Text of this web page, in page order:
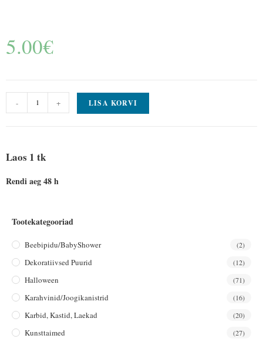
5.00€
- + LISA KORVI
Laos 1 tk
Rendi aeg 48 h
Tootekategooriad
Beebipidu/BabyShower (2)
Dekoratiivsed Puurid (12)
Halloween (71)
Karahvinid/joogikanistrid (16)
Karbid, Kastid, Laekad (20)
Kunsttaimed (27)